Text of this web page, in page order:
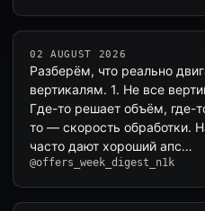
02 AUGUST 2026
Разберём, что реально
вертикалям. 1. Не все
Где-то решает объём, где-
то — скорость обработки.
часто дают хороший апс…
@offers_week_digest_n1k